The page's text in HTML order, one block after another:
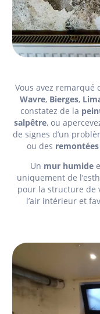
Vous avez remarqué
Wavre, Bierges,
constatez de la
salpêtre, ou
de signes d’un
ou des
Un mur humide
uniquement de
pour la structure de
l’air intérieur et